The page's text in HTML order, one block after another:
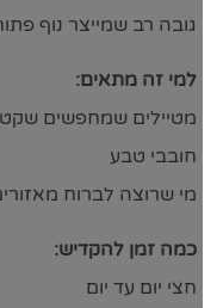
גובה רב שמייצר נוף
למי זה מתאים:
מטיילים שמחפשים שקט
חובבי טבע
מי שרוצה לברוח מאזורים
כמה זמן להקדיש:
חצי יום עד יום